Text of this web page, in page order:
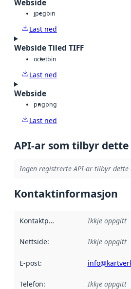
Webside
jpegbin
Last ned
Webside Tiled TIFF
octetbin
Last ned
Webside
pngpng
Last ned
API-ar som tilbyr
Ingen registrerte API-ar tilbyr dette
Kontaktinformasjon
Kontaktpunkt Ikkje oppgitt
Nettside: Ikkje oppgitt
E-post:
Telefon: Ikkje oppgitt